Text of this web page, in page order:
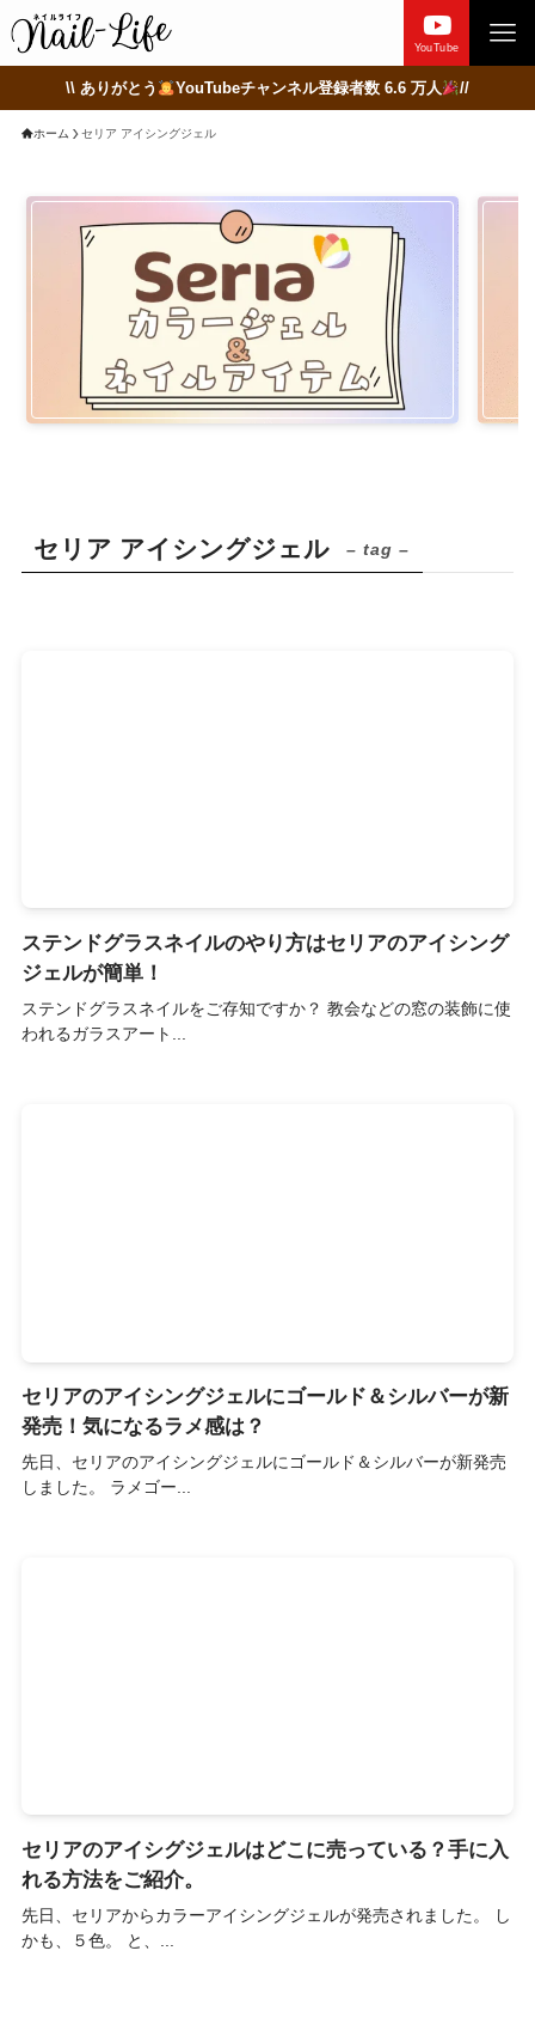
YouTube
\\ ありがとう YouTubeチャンネル登録者数 6.6 万人 //
ホーム セリア アイシングジェル
セリア アイシングジェル – tag –
ステンドグラスネイルのやり方はセリアのアイシング
ジェルが簡単！
ステンドグラスネイルをご存知ですか？ 教会などの窓の装飾に使
われるガラスアート...
セリアのアイシングジェルにゴールド＆シルバーが新
発売！気になるラメ感は？
先日、セリアのアイシングジェルにゴールド＆シルバーが新発売
しました。 ラメゴー...
セリアのアイシグジェルはどこに売っている？手に入
れる方法をご紹介。
先日、セリアからカラーアイシングジェルが発売されました。 し
かも、５色。 と、...